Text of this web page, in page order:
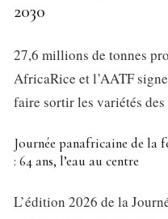
2030
27,6 millions de tonnes
AfricaRice et l’AATF
faire sortir les variétés
Journée panafricaine de la
: 64 ans, l’eau au centre
L’édition 2026 de la